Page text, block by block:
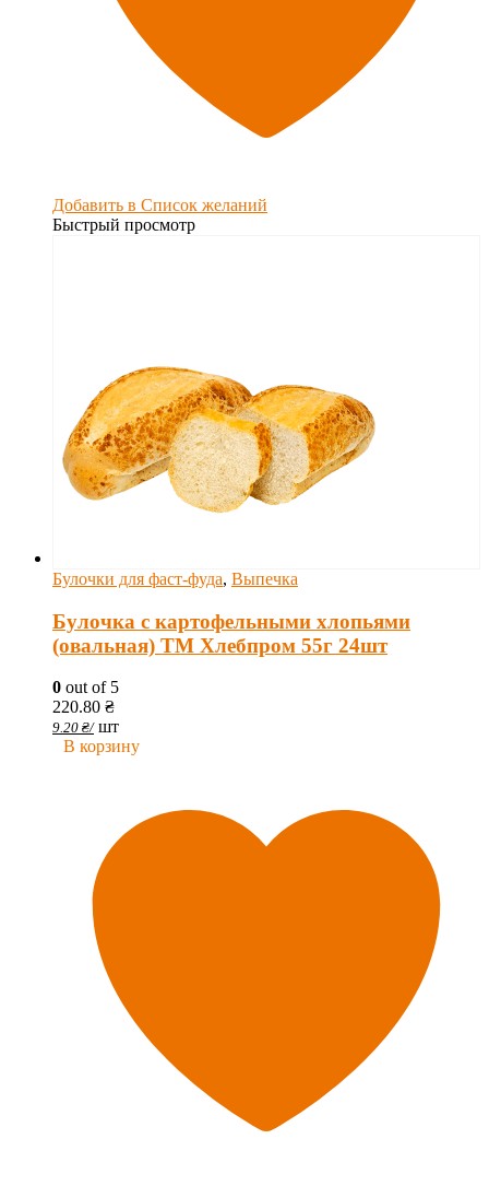
Добавить в Список желаний
Быстрый просмотр
Булочки для фаст-фуда, Выпечка
Булочка с картофельными хлопьями
(овальная) ТМ Хлебпром 55г 24шт
0 out of 5
220.80 ₴
9.20 ₴/ шт
В корзину